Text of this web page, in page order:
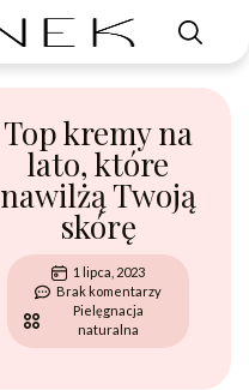
Top kremy na
lato, które
nawilżą Twoją
skórę
1 lipca, 2023
Brak komentarzy
Pielęgnacja
naturalna